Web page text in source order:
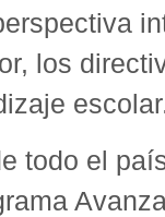
los
todo el